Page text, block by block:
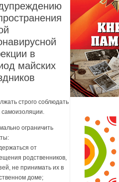
в
майских
строго соблюдать
ограничить
от
родственников,
не принимать их в
доме;